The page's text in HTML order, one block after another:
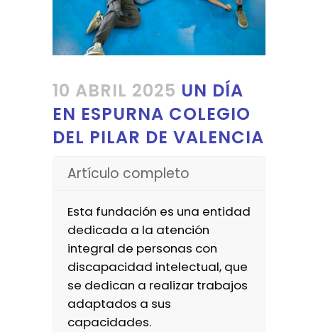
10 ABRIL 2025 UN DÍA
EN ESPURNA COLEGIO
DEL PILAR DE VALENCIA
Artículo completo
Esta fundación es una entidad
dedicada a la atención
integral de personas con
discapacidad intelectual, que
se dedican a realizar trabajos
adaptados a sus
capacidades.